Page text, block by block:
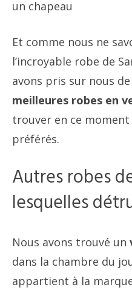
un chapeau
Et comme nous ne
l’incroyable robe de
avons pris sur nous
meilleures robes en
trouver en ce moment
préférés.
Autres robes
lesquelles
Nous avons trouvé un
dans la chambre du
appartient à la